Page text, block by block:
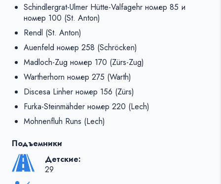
Schindlergrat-Ulmer Hütte-Valfagehr номер 85 и
номер 100 (St. Anton)
Rendl (St. Anton)
Auenfeld номер 258 (Schröcken)
Madloch-Zug номер 170 (Zürs-Zug)
Wartherhorn номер 275 (Warth)
Discesa Linher номер 156 (Zürs)
Furka-Steinmähder номер 220 (Lech)
Mohnenfluh Runs (Lech)
Подъемники
Детские:
29